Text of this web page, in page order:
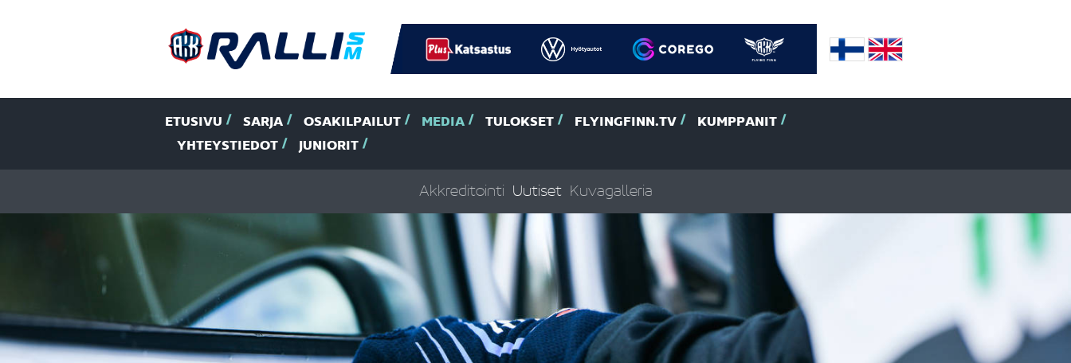
ETUSIVU SARJA OSAKILPAILUT MEDIA TULOKSET FLYINGFINN.TV
KUMPPANIT
YHTEYSTIEDOT
JUNIORIT
Akkreditointi Uutiset Kuvagalleria